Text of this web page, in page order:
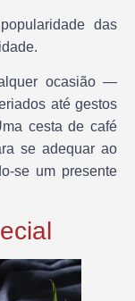
das
ocasião —
até gestos
cesta de café
se adequar ao
se um presente